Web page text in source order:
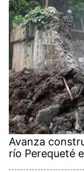
Avanza
río Perequeté